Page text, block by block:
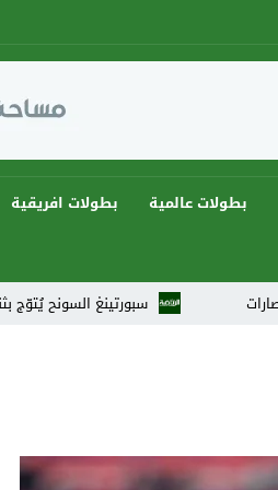
بطولات عالمية بطولات افريقية
سبورتينغ السونح يُتوّج بثنائية ويهيمن على دوريات رمضان